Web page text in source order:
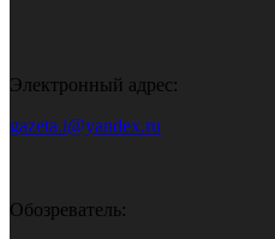
Электронный адрес:
gazeta.i@yandex.ru
Обозреватель: